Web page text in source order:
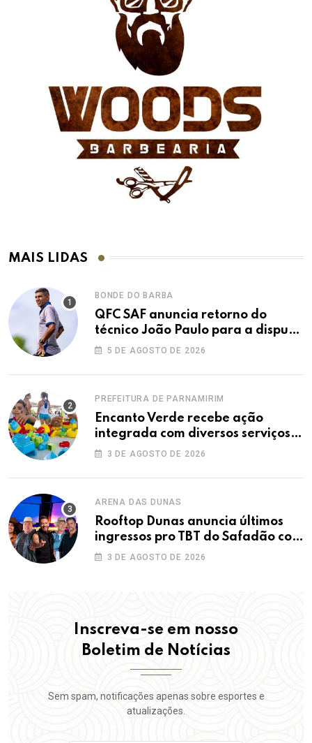
MAIS LIDAS
BONDE DO BARBA
QFC SAF anuncia retorno do
técnico João Paulo para a disputa
da elite do Campeonato Potiguar
5 DE AGOSTO DE 2026
PREFEITURA DE PARNAMIRIM
Encanto Verde recebe ação
integrada com diversos serviços
gratuitos à população
3 DE AGOSTO DE 2026
ARENA DAS DUNAS
Rooftop Dunas anuncia últimos
ingressos pro TBT do Safadão com
virada de lote nesta terça (04)
3 DE AGOSTO DE 2026
Inscreva-se em nosso
Boletim de Notícias
Sem spam, notificações apenas sobre esportes e
atualizações.